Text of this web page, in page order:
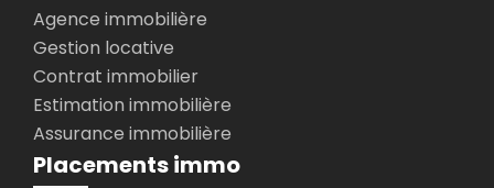
Agence immobilière
Gestion locative
Contrat immobilier
Estimation immobilière
Assurance immobilière
Placements immo